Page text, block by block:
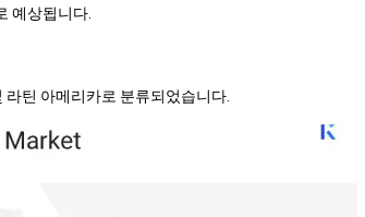
예상됩니다.
틴 아메리카로 분류되었습니다.